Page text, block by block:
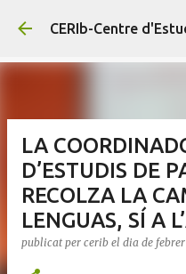
Salta al
CERIb-Centre
LA
D’ESTUDIS DE
RECOLZA LA
LENGUAS, SÍ A
publicat per cerib el dia de